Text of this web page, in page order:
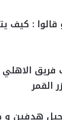
قالوا : كيف
القمر